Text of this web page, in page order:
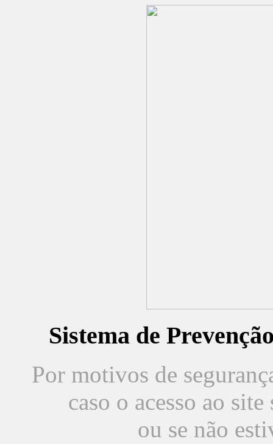
Sistema de
Por motivos de
caso o acesso ao
ou se não